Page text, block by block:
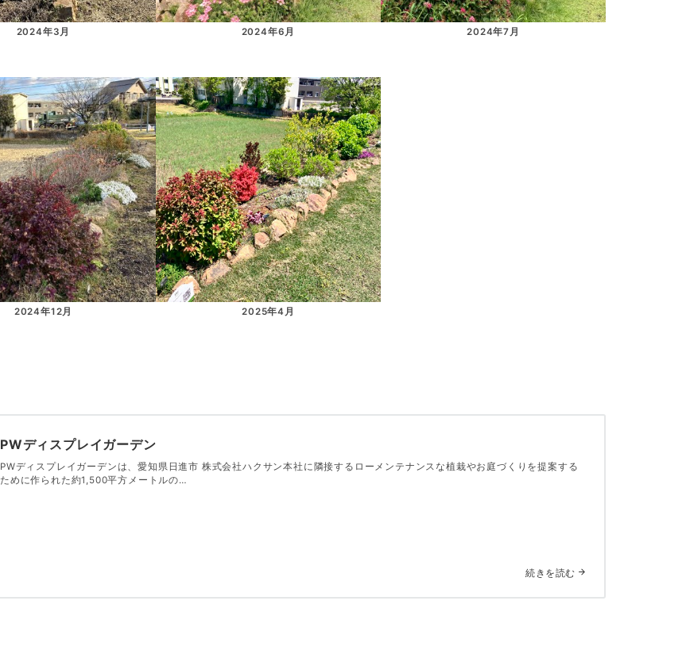
2024年3月 2024年6月 2024年7月
2024年12月 2025年4月
PWディスプレイガーデン
PWディスプレイガーデンは、愛知県日進市 株式会社ハクサン本社に隣接するローメンテナンスな植栽やお庭づくりを提案する
ために作られた約1,500平方メートルの…
続きを読む